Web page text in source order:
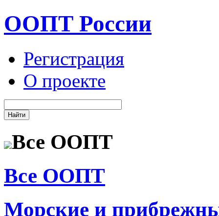
ООПТ России
Регистрация
О проекте
Все ООПТ
Все ООПТ
Морские и